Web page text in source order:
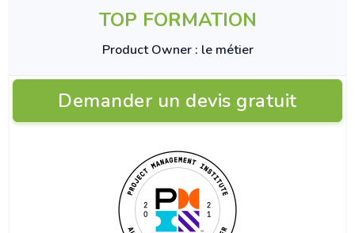
TOP FORMATION
Product Owner : le métier
Demander un devis gratuit